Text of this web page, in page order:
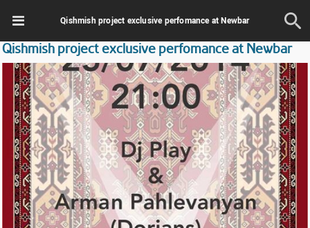
Qishmish project exclusive perfomance at Newbar
Qishmish project exclusive perfomance at Newbar